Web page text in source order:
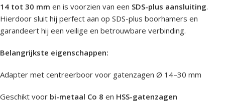
14 tot 30 mm en is voorzien van een SDS-plus aansluiting.
Hierdoor sluit hij perfect aan op SDS-plus boorhamers en
garandeert hij een veilige en betrouwbare verbinding.
Belangrijkste eigenschappen:
Adapter met centreerboor voor gatenzagen Ø 14–30 mm
Geschikt voor bi-metaal Co 8 en HSS-gatenzagen